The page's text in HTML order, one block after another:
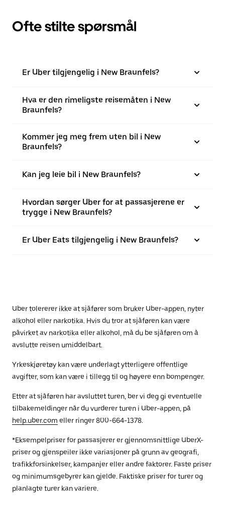
Ofte stilte spørsmål
Er Uber tilgjengelig i New Braunfels?
Hva er den rimeligste reisemåten i New
Braunfels?
Kommer jeg meg frem uten bil i New
Braunfels?
Kan jeg leie bil i New Braunfels?
Hvordan sørger Uber for at passasjerene er
trygge i New Braunfels?
Er Uber Eats tilgjengelig i New Braunfels?
Uber tolererer ikke at sjåfører som bruker Uber-appen, nyter
alkohol eller narkotika. Hvis du tror at sjåføren kan være
påvirket av narkotika eller alkohol, må du be sjåføren om å
avslutte reisen umiddelbart.
Yrkeskjøretøy kan være underlagt ytterligere offentlige
avgifter, som kan være i tillegg til og høyere enn bompenger.
Etter at sjåføren har avsluttet turen, ber vi deg gi eventuelle
tilbakemeldinger når du vurderer turen i Uber-appen, på
help.uber.com eller ringer 800-664-1378.
*Eksempelpriser for passasjerer er gjennomsnittlige UberX-
priser og gjenspeiler ikke variasjoner på grunn av geografi,
trafikkforsinkelser, kampanjer eller andre faktorer. Faste priser
og minimumsgebyrer kan gjelde. Faktiske priser for turer og
planlagte turer kan variere.